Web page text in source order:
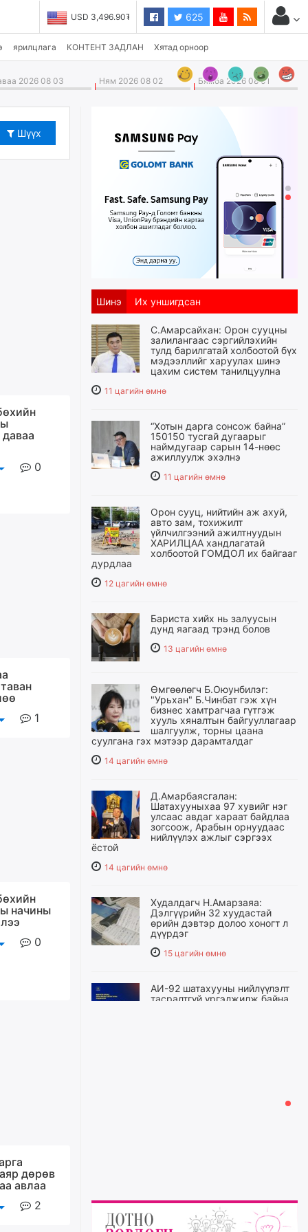
USD 3,496.90₮ 625
ярилцлага КОНТЕНТ ЗАДЛАН Хятад орноор
2026 08 03 Ням 2026 08 02 Бямба 2026 08 01
Шүүх
0
1
начины
0
дөрөв
авлаа
2
Шинэ Их уншигдсан
С.Амарсайхан: Орон сууцны
залилангаас сэргийлэхийн
тулд барилгатай холбоотой бүх
мэдээллийг харуулах шинэ
цахим систем танилцуулна
11 цагийн өмнө
“Хотын дарга сонсож байна”
150150 тусгай дугаарыг
наймдугаар сарын 14-нөөс
ажиллуулж эхэлнэ
11 цагийн өмнө
Орон сууц, нийтийн аж ахуй,
авто зам, тохижилт
үйлчилгээний ажилтнуудын
ХАРИЛЦАА хандлагатай
холбоотой ГОМДОЛ их байгааг
дурдлаа
12 цагийн өмнө
Бариста хийх нь залуусын
дунд яагаад трэнд болов
13 цагийн өмнө
Өмгөөлөгч Б.Оюунбилэг:
"Урьхан" Б.Чинбат гэж хүн
бизнес хамтрагчаа гүтгэж
хууль хяналтын байгууллагаар
шалгуулж, торны цаана
суулгана гэх мэтээр дарамталдаг
14 цагийн өмнө
Д.Амарбаясгалан:
Шатахууныхаа 97 хувийг нэг
улсаас авдаг хараат байдлаа
зогсоож, Арабын орнуудаас
нийлүүлэх ажлыг сэргээх
ёстой
14 цагийн өмнө
Худалдагч Н.Амарзаяа:
Дэлгүүрийн 32 хуудастай
өрийн дэвтэр долоо хоногт л
дүүрдэг
15 цагийн өмнө
АИ-92 шатахууны нийлүүлэлт
тасралтгүй үргэлжилж байна
Нефть импортлогч компаниуд